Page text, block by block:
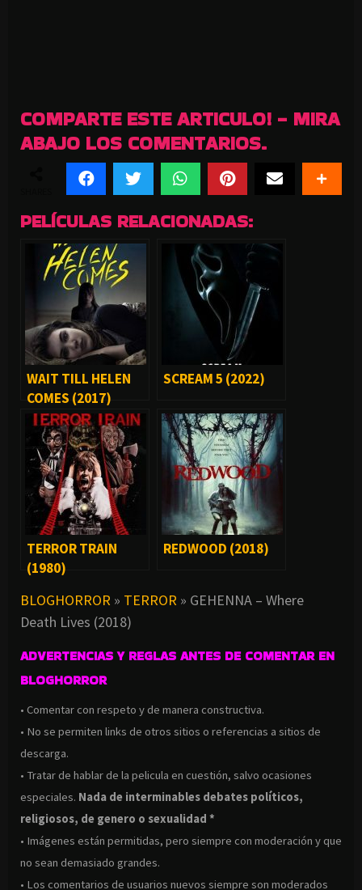
COMPARTE ESTE ARTICULO! - MIRA
ABAJO LOS COMENTARIOS.
PELÍCULAS RELACIONADAS:
WAIT TILL HELEN
COMES (2017)
SCREAM 5 (2022)
TERROR TRAIN
(1980)
REDWOOD (2018)
BLOGHORROR » TERROR » GEHENNA – Where
Death Lives (2018)
ADVERTENCIAS Y REGLAS ANTES DE COMENTAR EN
BLOGHORROR
• Comentar con respeto y de manera constructiva.
• No se permiten links de otros sitios o referencias a sitios de
descarga.
• Tratar de hablar de la pelicula en cuestión, salvo ocasiones
especiales. Nada de interminables debates políticos,
religiosos, de genero o sexualidad *
• Imágenes están permitidas, pero siempre con moderación y que
no sean demasiado grandes.
• Los comentarios de usuarios nuevos siempre son moderados